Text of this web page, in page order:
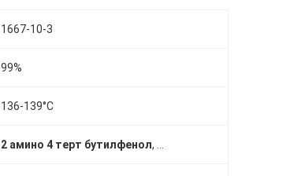
1667-10-3
99%
136-139°С
2 амино 4 терт бутилфенол,